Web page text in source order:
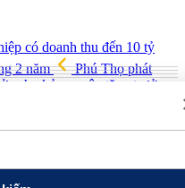
có doanh thu đến 10 tỷ
2 năm
Phú Thọ phát
cho kỷ nguyên tăng trưởng
quạt đến TikToker nổi
Sport Show 2026 quy tụ
thể thao Việt Nam với thế
Newtown Diamond được